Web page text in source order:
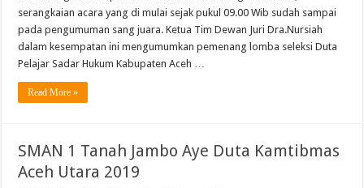
serangkaian acara yang di mulai sejak pukul 09.00 Wib sudah sampai
pada pengumuman sang juara. Ketua Tim Dewan Juri Dra.Nursiah
dalam kesempatan ini mengumumkan pemenang lomba seleksi Duta
Pelajar Sadar Hukum Kabupaten Aceh …
Read More »
SMAN 1 Tanah Jambo Aye Duta Kamtibmas
Aceh Utara 2019